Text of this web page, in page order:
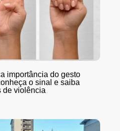
importância do gesto
o sinal e saiba
de violência